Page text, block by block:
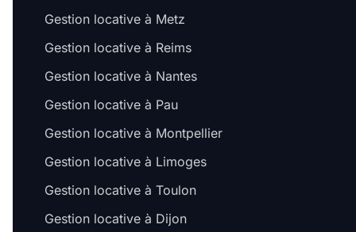
Gestion locative à Metz
Gestion locative à Reims
Gestion locative à Nantes
Gestion locative à Pau
Gestion locative à Montpellier
Gestion locative à Limoges
Gestion locative à Toulon
Gestion locative à Dijon